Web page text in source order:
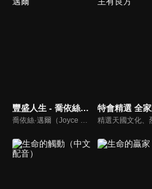
豐盛人生 - 喬依絲邁爾
喬依絲·邁爾（Joyce Meyer）講求聖經的實際應用，講道風格幽默且平易近人。她也是紐約時報暢銷書排行第一名的作家，撰寫近九十本啟發人心的書籍，包括暢銷書《心思的戰場》、《如何管理你的情緒》、《拒絕的根》、《自在作自己》、《成功作自己》